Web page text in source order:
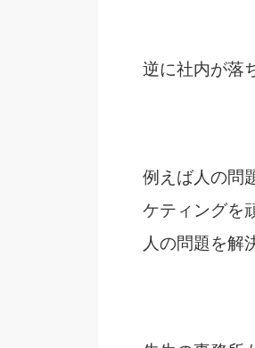
逆に社内が落
例えば人の問
ケティングを
人の問題を解